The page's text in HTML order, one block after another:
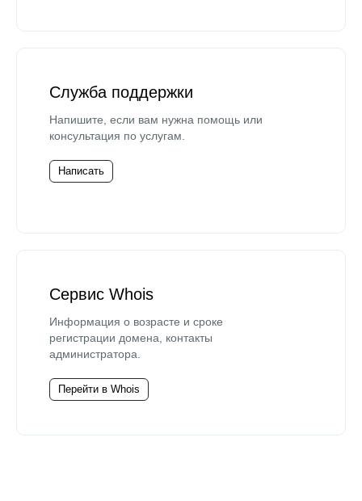
Служба поддержки
Напишите, если вам нужна помощь или
консультация по услугам.
Написать
Сервис Whois
Информация о возрасте и сроке
регистрации домена, контакты
администратора.
Перейти в Whois